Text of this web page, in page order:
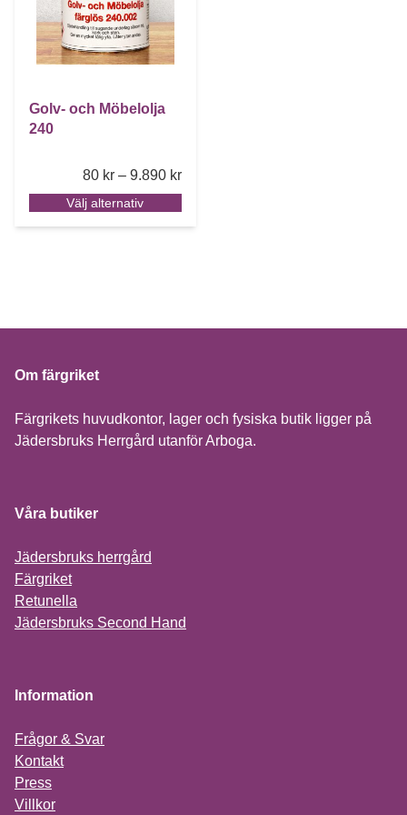
Golv- och Möbelolja
240
80 kr – 9.890 krPrice range: 80 kr through 9.890 kr
Välj alternativ
Om färgriket
Färgrikets huvudkontor, lager och fysiska butik ligger på
Jädersbruks Herrgård utanför Arboga.
Våra butiker
Jädersbruks herrgård
Färgriket
Retunella
Jädersbruks Second Hand
Information
Frågor & Svar
Kontakt
Press
Villkor